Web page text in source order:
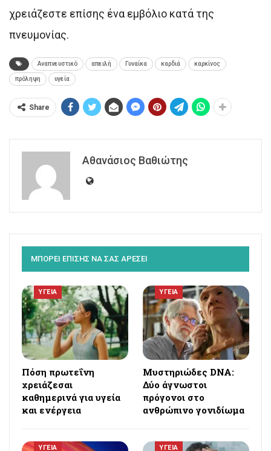
χρειάζεστε επίσης ένα εμβόλιο κατά της
πνευμονίας.
Αναπνευστικό απειλή Γυναίκα καρδιά καρκίνος
πρόληψη υγεία
Share
Αθανάσιος Βαθιώτης
ΜΠΟΡΕΙ ΕΠΙΣΗΣ ΝΑ ΣΑΣ ΑΡΕΣΕΙ
ΥΓΕΙΑ
Πόση πρωτεΐνη
χρειάζεσαι
καθημερινά για υγεία
και ενέργεια
ΥΓΕΙΑ
Μυστηριώδες DNA:
Δύο άγνωστοι
πρόγονοι στο
ανθρώπινο γονιδίωμα
ΥΓΕΙΑ ΥΓΕΙΑ